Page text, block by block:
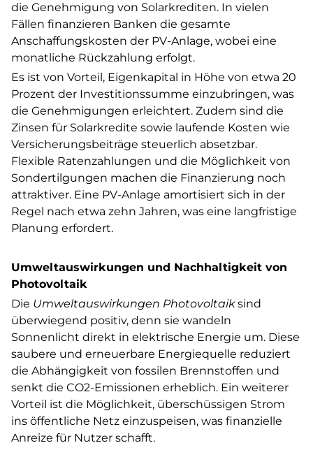
die Genehmigung von Solarkrediten. In vielen
Fällen finanzieren Banken die gesamte
Anschaffungskosten der PV-Anlage, wobei eine
monatliche Rückzahlung erfolgt.
Es ist von Vorteil, Eigenkapital in Höhe von etwa 20
Prozent der Investitionssumme einzubringen, was
die Genehmigungen erleichtert. Zudem sind die
Zinsen für Solarkredite sowie laufende Kosten wie
Versicherungsbeiträge steuerlich absetzbar.
Flexible Ratenzahlungen und die Möglichkeit von
Sondertilgungen machen die Finanzierung noch
attraktiver. Eine PV-Anlage amortisiert sich in der
Regel nach etwa zehn Jahren, was eine langfristige
Planung erfordert.
Umweltauswirkungen und Nachhaltigkeit von
Photovoltaik
Die Umweltauswirkungen Photovoltaiksind
überwiegend positiv, denn sie wandeln
Sonnenlicht direkt in elektrische Energie um. Diese
saubere und erneuerbare Energiequelle reduziert
die Abhängigkeit von fossilen Brennstoffen und
senkt die CO2-Emissionen erheblich. Ein weiterer
Vorteil ist die Möglichkeit, überschüssigen Strom
ins öffentliche Netz einzuspeisen, was finanzielle
Anreize für Nutzer schafft.